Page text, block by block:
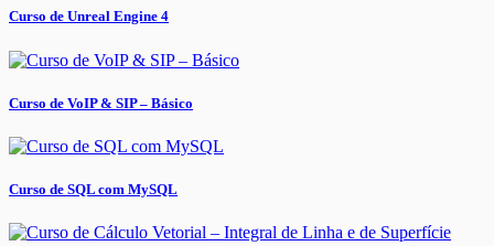
Curso de Unreal Engine 4
Curso de VoIP & SIP – Básico
Curso de SQL com MySQL